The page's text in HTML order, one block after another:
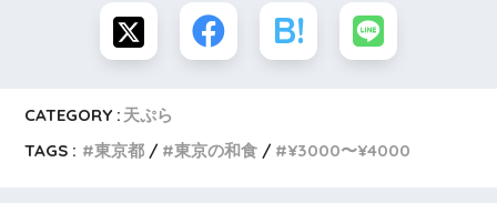
CATEGORY : 天ぷら
TAGS :
東京都 東京の和食 ¥3000〜¥4000